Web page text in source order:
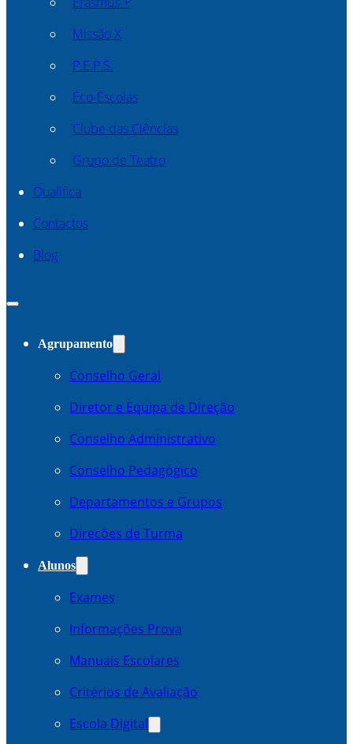
Missão X
P.E.P.S.
Eco-Escolas
Clube das Ciências
Grupo de Teatro
Qualifica
Contactos
Blog
Agrupamento
Conselho Geral
Diretor e Equipa de Direção
Conselho Administrativo
Conselho Pedagógico
Departamentos e Grupos
Direcões de Turma
Alunos
Exames
Informações Prova
Manuais Escolares
Critérios de Avaliação
Escola Digital